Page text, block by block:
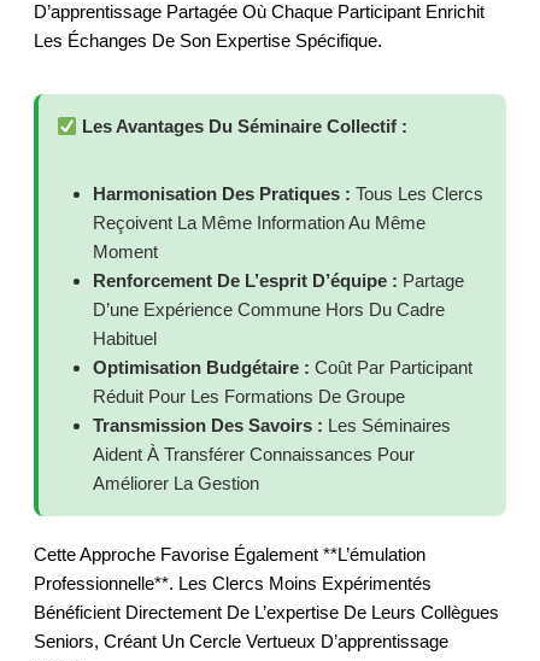
D’apprentissage Partagée Où Chaque Participant Enrichit
Les Échanges De Son Expertise Spécifique.
Les Avantages Du Séminaire Collectif :
Harmonisation Des Pratiques : Tous Les Clercs
Reçoivent La Même Information Au Même
Moment
Renforcement De L’esprit D’équipe : Partage
D’une Expérience Commune Hors Du Cadre
Habituel
Optimisation Budgétaire : Coût Par Participant
Réduit Pour Les Formations De Groupe
Transmission Des Savoirs : Les Séminaires
Aident À Transférer Connaissances Pour
Améliorer La Gestion
Cette Approche Favorise Également **l’émulation
Professionnelle**. Les Clercs Moins Expérimentés
Bénéficient Directement De L’expertise De Leurs Collègues
Seniors, Créant Un Cercle Vertueux D’apprentissage